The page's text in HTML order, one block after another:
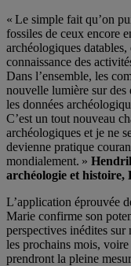
« Le simple fait qu’on
fossiles de ceux encore
archéologiques
connaissance des
Dans l’ensemble, les
nouvelle lumière sur des
les données
C’est un tout nouveau
archéologiques et je ne
devienne pratique
mondialement. »
archéologie et histoire,
L’application éprouvée
Marie confirme son
perspectives inédites sur
les prochains mois, voire
prendront la pleine